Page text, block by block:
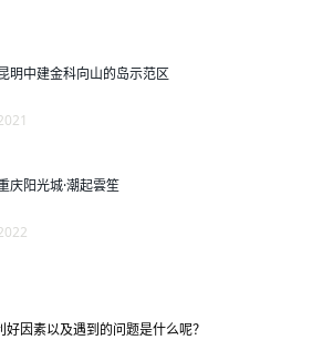
明中建金科向山的岛示范区
庆阳光城·潮起雲笙
因素以及遇到的问题是什么呢？